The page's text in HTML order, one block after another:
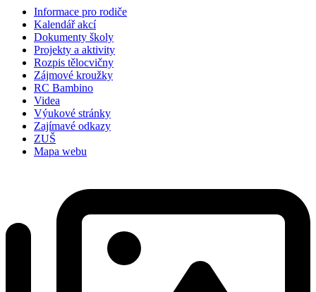
Informace pro rodiče
Kalendář akcí
Dokumenty školy
Projekty a aktivity
Rozpis tělocvičny
Zájmové kroužky
RC Bambino
Videa
Výukové stránky
Zajímavé odkazy
ZUŠ
Mapa webu